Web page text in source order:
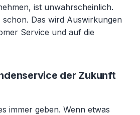
ist unwahrscheinlich.
schon. Das wird Auswirkungen
Service und auf die
der Zukunft
immer geben. Wenn etwas